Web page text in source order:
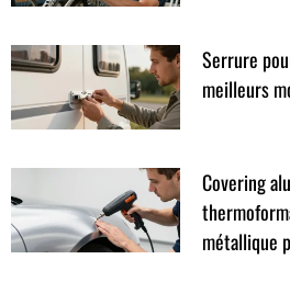
Serrure
meilleurs
Covering
métallique